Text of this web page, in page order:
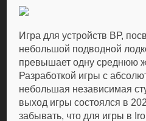
Игра для устройств ВР,
небольшой подводной
превышает одну среднюю
Разработкой игры с
небольшая независимая
выход игры состоялся в
забывать, что для игры в